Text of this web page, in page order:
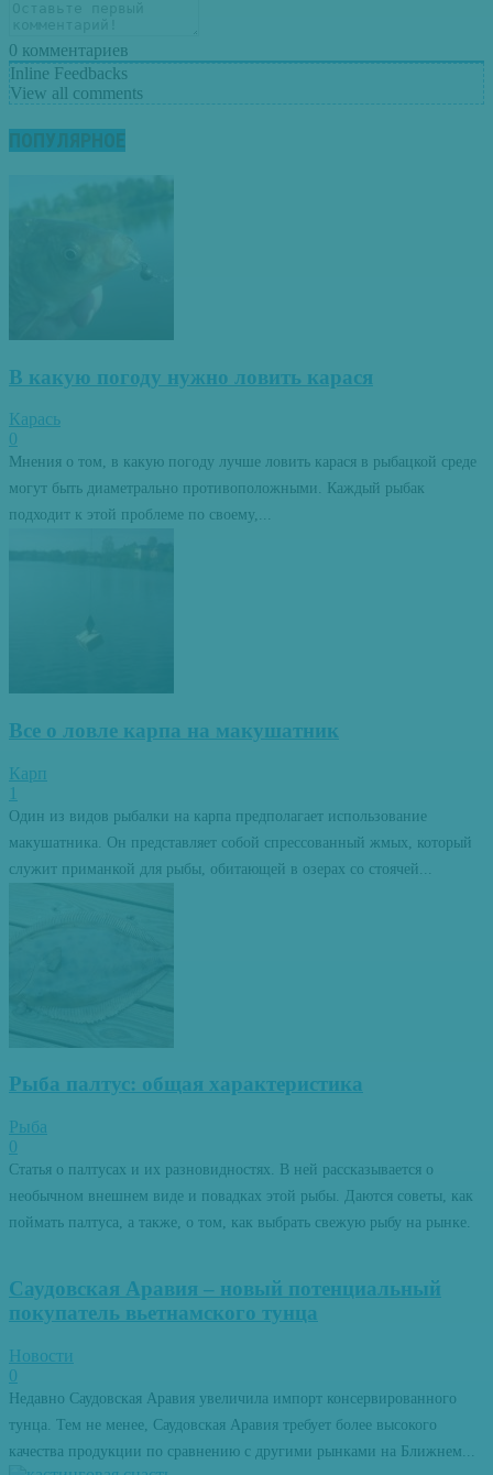
0 комментариев
Inline Feedbacks
View all comments
ПОПУЛЯРНОЕ
В какую погоду нужно ловить карася
Карась
0
Мнения о том, в какую погоду лучше ловить карася в рыбацкой среде
могут быть диаметрально противоположными. Каждый рыбак
подходит к этой проблеме по своему,...
Все о ловле карпа на макушатник
Карп
1
Один из видов рыбалки на карпа предполагает использование
макушатника. Он представляет собой спрессованный жмых, который
служит приманкой для рыбы, обитающей в озерах со стоячей...
Рыба палтус: общая характеристика
Рыба
0
Статья о палтусах и их разновидностях. В ней рассказывается о
необычном внешнем виде и повадках этой рыбы. Даются советы, как
поймать палтуса, а также, о том, как выбрать свежую рыбу на рынке.
Саудовская Аравия – новый потенциальный
покупатель вьетнамского тунца
Новости
0
Недавно Саудовская Аравия увеличила импорт консервированного
тунца. Тем не менее, Саудовская Аравия требует более высокого
качества продукции по сравнению с другими рынками на Ближнем...